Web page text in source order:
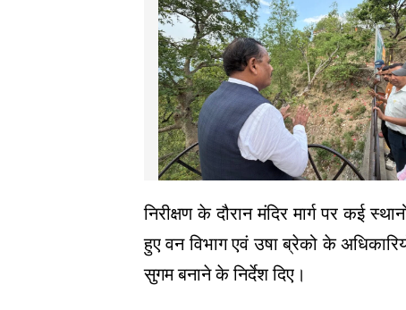
निरीक्षण के दौरान मंदिर मार्ग पर कई
हुए वन विभाग एवं उषा ब्रेको के
सुगम बनाने के निर्देश दिए।